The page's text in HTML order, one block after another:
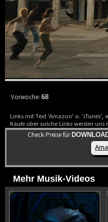
Vorwoche:68
Links mit Text 'Amazon' o. 'iTunes',
Käufe über solche Links werden
Check Preise für
Mehr Musik-Videos